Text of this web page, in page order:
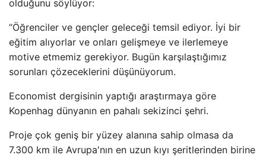
olduğunu söylüyor:
“Öğrenciler ve gençler geleceği temsil ediyor. İyi bir
eğitim alıyorlar ve onları gelişmeye ve ilerlemeye
motive etmemiz gerekiyor. Bugün karşılaştığımız
sorunları çözeceklerini düşünüyorum.
Economist dergisinin yaptığı araştırmaya göre
Kopenhag dünyanın en pahalı sekizinci şehri.
Proje çok geniş bir yüzey alanına sahip olmasa da
7.300 km ile Avrupa'nın en uzun kıyı şeritlerinden birine